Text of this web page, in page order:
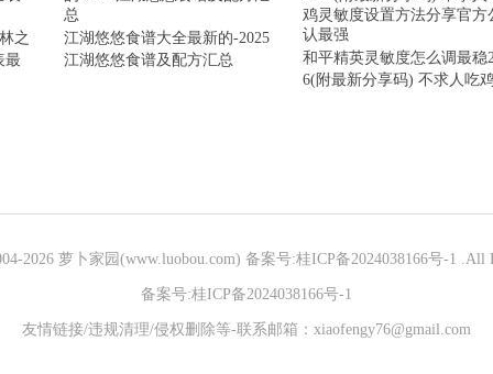
之
最
江湖悠悠食谱大全最新的-2025
江湖悠悠食谱及配方汇总
和平精英灵敏度怎么调最稳
6(附最新分享码) 不求人吃
2026 萝卜家园(www.luobou.com) 备案号:桂ICP备2024038166号-1 .All
备案号:桂ICP备2024038166号-1
友情链接/违规清理/侵权删除等-联系邮箱：xiaofengy76@gmail.com